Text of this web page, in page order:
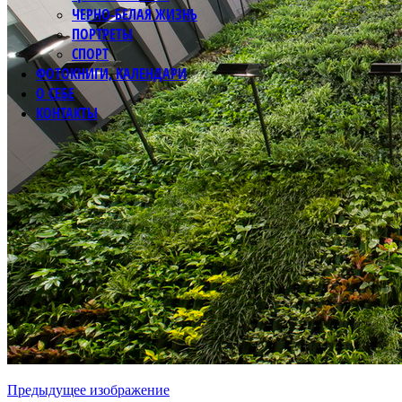
ЧЕРНО-БЕЛАЯ ЖИЗНЬ
ПОРТРЕТЫ
СПОРТ
ФОТОКНИГИ, КАЛЕНДАРИ
О СЕБЕ
КОНТАКТЫ
Предыдущее изображение